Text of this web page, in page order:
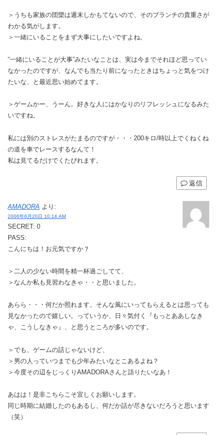
＞うちも家族の団欒は週末しかもてないので、そのブランチの貴重さが
わかる気がします。
＞一緒にいることをまず大事にしたいですよね。
“一緒にいることが大事”みたいなことは、実は今までそれほど思ってい
なかったのですが、なんでも当たり前になったときはちょっと気をつけ
たいな、と最近思い始めてます。
＞ゲームかー、うーん。好きな人にはかなりのリフレッシュになるみた
いですね。
私には別のストレスがたまるのですが・・・200キロ/時以上でくねくね
の道を車でレースするなんて！
私は見てるだけでくたびれます。
返信
AMADORA より:
2006年6月20日 10:14 AM
SECRET: 0
PASS:
こんにちは！お元気ですか？
＞二人の少ない時間を精一杯過ごしてて、
＞なんか私も見習わなきゃ・・と思いました。
あらら・・・何だか照れます。そんな風にいってもらえるとは思っても
見なかったので嬉しい。っていうか、日々気付く『もっとああしなき
ゃ、こうしなきゃ』、と思うところが多いのです。
＞でも、ゲームの話じゃないけど、
＞男の人っていつまでも少年みたいなとこあるよね？
＞今度その辺をじっくりAMADORAさんと語りたいなあ！
あはは！是非こちらこそ宜しくお願いします。
同じ時期に結婚したのもあるし、何だか話が尽きないだろうと思います
（笑）